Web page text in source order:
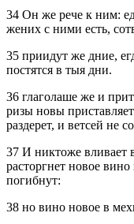
34 Он же рече к ним:
жених с ними есть,
35 приидут же дние,
постятся в тыя дни.
36 глаголаше же и
ризы новы
раздерет, и ветсей не
37 И никтоже вливает
расторгнет новое
погибнут:
38 но вино новое в